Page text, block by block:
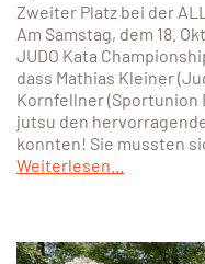
Zweiter Platz bei der
Am Samstag, dem 18.
JUDO Kata
dass Mathias Kleiner
Kornfellner (Sportunion
jutsu den
konnten! Sie mussten
Weiterlesen...